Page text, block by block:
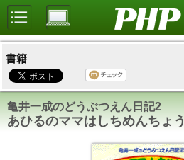
書籍
亀井一成のどうぶつえん日記2
あひるのママはしちめんちょう